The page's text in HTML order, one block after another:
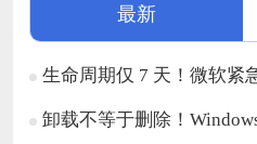
最新
生命周期仅 7 天！微软紧急撤回
卸载不等于删除！Windows 软